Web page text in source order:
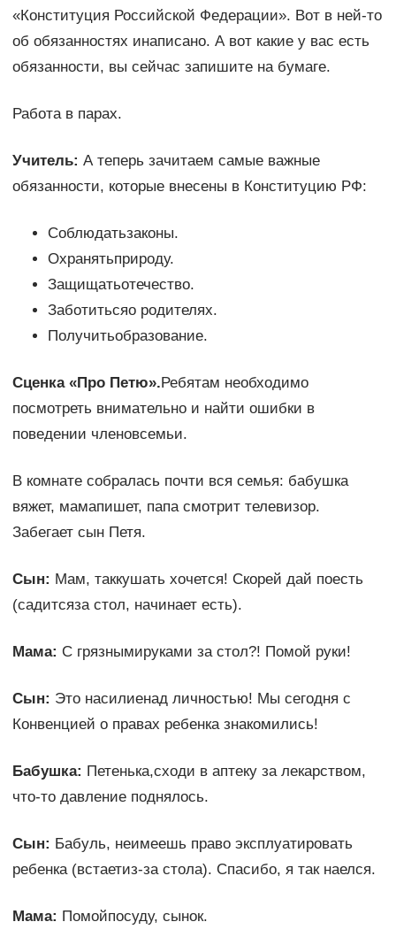
«Конституция Российской Федерации». Вот в ней-то
об обязанностях инаписано. А вот какие у вас есть
обязанности, вы сейчас запишите на бумаге.
Работа в парах.
Учитель: А теперь зачитаем самые важные
обязанности, которые внесены в Конституцию РФ:
Соблюдатьзаконы.
Охранятьприроду.
Защищатьотечество.
Заботитьсяо родителях.
Получитьобразование.
Сценка «Про Петю». Ребятам необходимо
посмотреть внимательно и найти ошибки в
поведении членовсемьи.
В комнате собралась почти вся семья: бабушка
вяжет, мамапишет, папа смотрит телевизор.
Забегает сын Петя.
Сын: Мам, таккушать хочется! Скорей дай поесть
(садитсяза стол, начинает есть).
Мама: С грязнымируками за стол?! Помой руки!
Сын: Это насилиенад личностью! Мы сегодня с
Конвенцией о правах ребенка знакомились!
Бабушка: Петенька,сходи в аптеку за лекарством,
что-то давление поднялось.
Сын: Бабуль, неимеешь право эксплуатировать
ребенка (встаетиз-за стола). Спасибо, я так наелся.
Мама: Помойпосуду, сынок.